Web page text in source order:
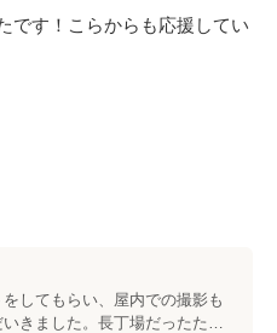
です！こらからも応援してい
してもらい、屋内での撮影も
きました。長丁場だったた